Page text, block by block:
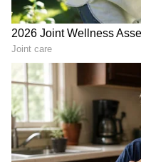
Related Articles
ಗೂಗಲ್ ಪಿಕ್ಸೆಲ್ 10 ಮೊಬೈಲ್
ಡಿಸ್ಕೌಂಟ್: ಪ್ರೀಮಿಯಂ ಫೋನ್
ಆಫರ್!
ಬಡವರಿಗಾಗಿ ಬಂತು ಹೊಸ
ಬ್ಯಾಟರಿ ಮೊಬೈಲ್; ಕಡಿಮೆ
ಫೋನ್ ಇಲ್ಲಿದೆ ನೋಡಿ!
3